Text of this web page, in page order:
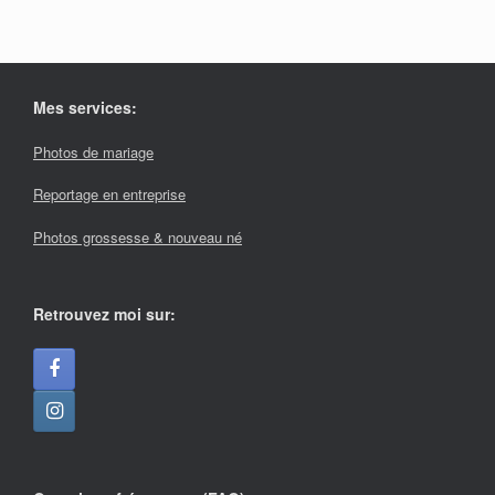
Mes services:
Photos de mariage
Reportage en entreprise
Photos grossesse & nouveau né
Retrouvez moi sur: